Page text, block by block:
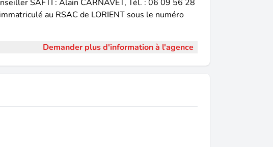
SAFTI : Alain CARNAVET, Tél. : 06 09 56 28
au RSAC de LORIENT sous le numéro
Demander plus d'information à l'agence